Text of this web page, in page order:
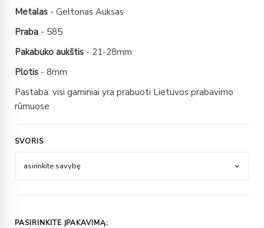
Metalas - Geltonas Auksas
Praba - 585
Pakabuko aukštis - 21-28mm
Plotis - 8mm
Pastaba: visi gaminiai yra prabuoti Lietuvos prabavimo
rūmuose
SVORIS
PASIRINKITE ĮPAKAVIMĄ: